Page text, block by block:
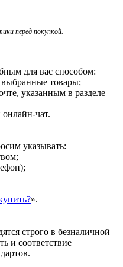
перед покупкой.
для вас способом:
выбранные товары;
указанным в разделе
онлайн-чат.
указывать:
».
строго в безналичной
и соответствие